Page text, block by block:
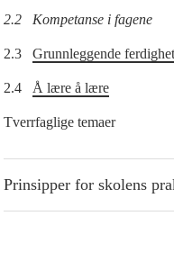
2.2 Kompetanse i fagene
2.3 Grunnleggende
2.4 Å lære å lære
Tverrfaglige temaer
Prinsipper for skolens